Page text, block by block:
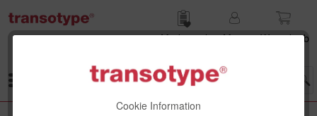
Merk­zettel
Mein
Waren­korb
Cookie Information